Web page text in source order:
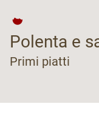
Polenta e
Primi piatti